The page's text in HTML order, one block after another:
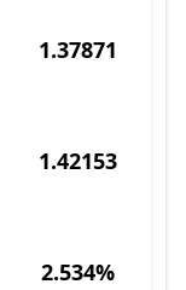
1.37871
1.42153
2.534%